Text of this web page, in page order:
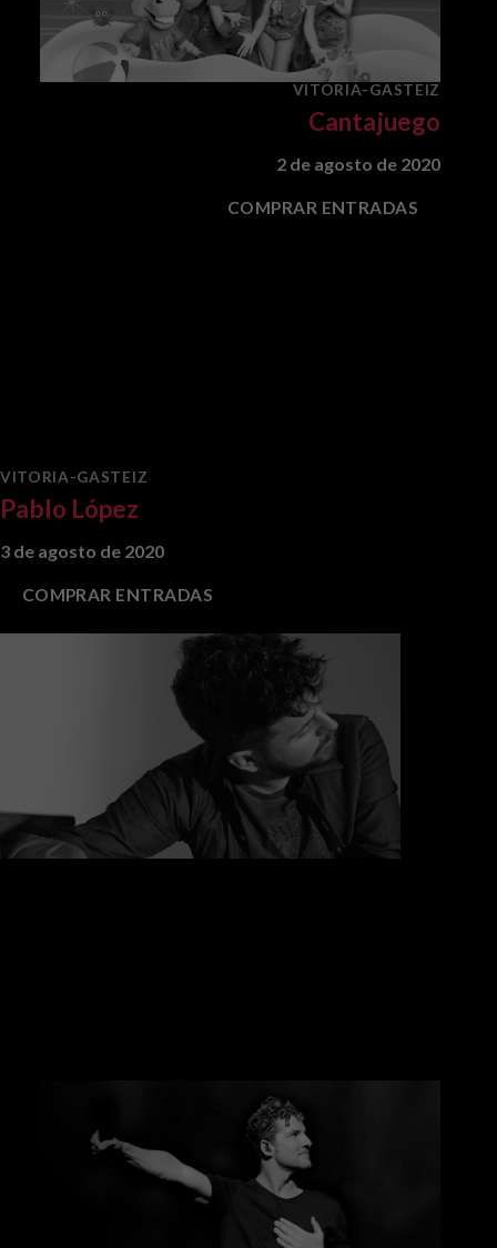
VITORIA-GASTEIZ
Cantajuego
2 de agosto de 2020
COMPRAR ENTRADAS
VITORIA-GASTEIZ
Pablo López
3 de agosto de 2020
COMPRAR ENTRADAS